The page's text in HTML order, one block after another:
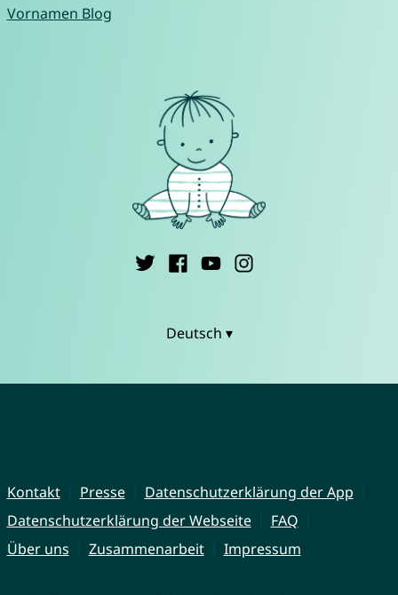
Vornamen Blog
Deutsch ▾
Kontakt Presse
Datenschutzerklärung der App
Datenschutzerklärung der Webseite
FAQ
Über uns
Zusammenarbeit Impressum